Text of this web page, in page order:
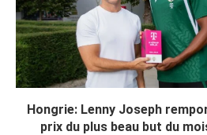
Hongrie: Lenny Joseph
prix du plus beau but du